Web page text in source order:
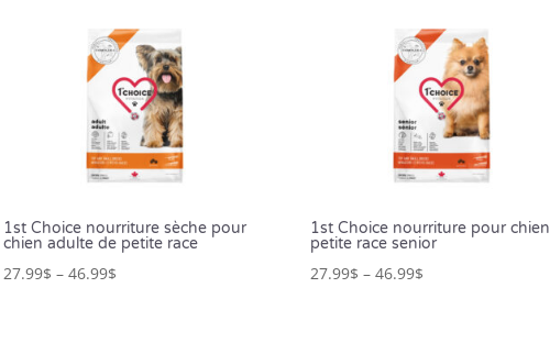
1st Choice nourriture sèche pour
chien adulte de petite race
27.99$ –46.99$
1st Choice nourriture pour chien
petite race senior
27.99$ –46.99$